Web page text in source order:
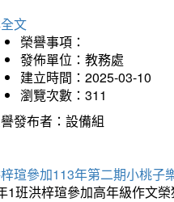
文
榮譽事項：
發佈單位：教務處
建立時間：2025-03-10
瀏覽次數：311
發布者：設備組
瑄參加113年第二期小桃子
1班洪梓瑄參加高年級作文